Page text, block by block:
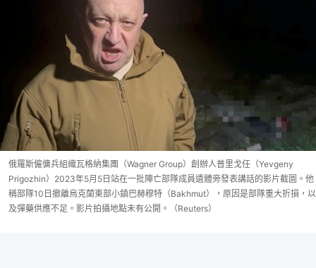
俄羅斯僱傭兵組織瓦格納集團（Wagner Group）創辦人普里戈任（Yevgeny
Prigozhin）2023年5月5日站在一批陣亡部隊成員遺體旁發表講話的影片截圖。他
稱部隊10日撤離烏克蘭東部小鎮巴赫穆特（Bakhmut），原因是部隊重大折損，以
及彈藥供應不足。影片拍攝地點未有公開。（Reuters）